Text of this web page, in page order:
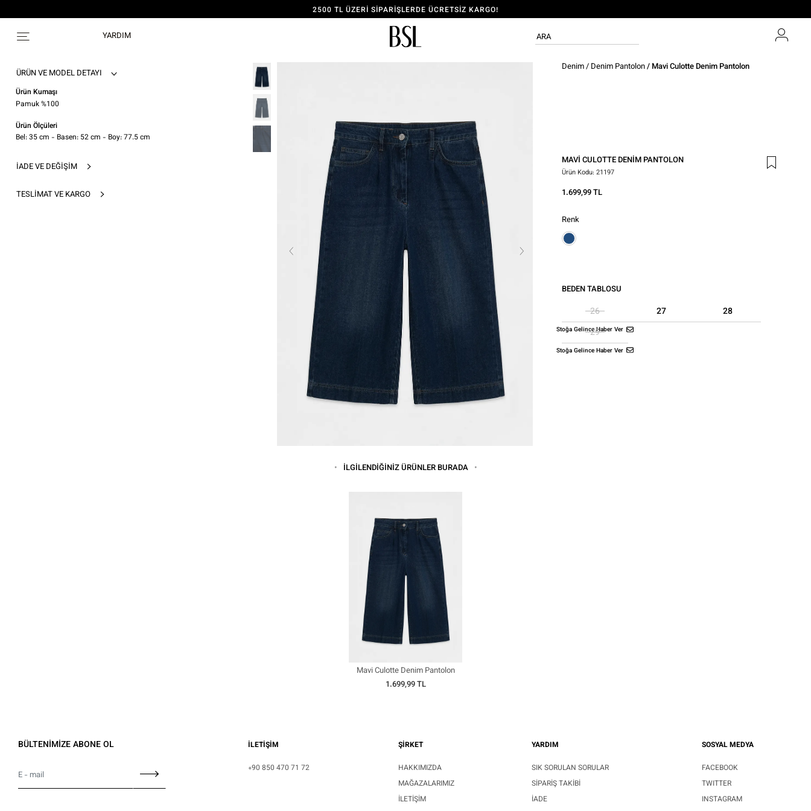
2500 TL ÜZERİ SİPARİŞLERDE ÜCRETSİZ KARGO!
ÜYE OL, 150 TL İNDİRİM KODU KAZAN!
YARDIM
ÜRÜN VE MODEL DETAYI
Ürün Kumaşı
Pamuk %100
Ürün Ölçüleri
Bel: 35 cm - Basen: 52 cm - Boy: 77.5 cm
İADE VE DEĞIŞIM
TESLIMAT VE KARGO
Denim/ Denim Pantolon/ Mavi Culotte Denim Pantolon
MAVI CULOTTE DENIM PANTOLON
Ürün Kodu: 21197
1.699,99 TL
Renk
BEDEN TABLOSU
Stoğa Gelince Haber Ver
26 27 28
Stoğa Gelince Haber Ver
29
İLGİLENDİĞİNİZ ÜRÜNLER BURADA
Mavi Culotte Denim Pantolon
1.699,99 TL
BÜLTENİMİZE ABONE OL İLETİŞİM
+90 850 470 71 72
ŞİRKET
HAKKIMIZDA
MAĞAZALARIMIZ
İLETIŞIM
YARDIM
SIK SORULAN SORULAR
SIPARIŞ TAKIBI
İADE
SOSYAL MEDYA
FACEBOOK
TWITTER
INSTAGRAM